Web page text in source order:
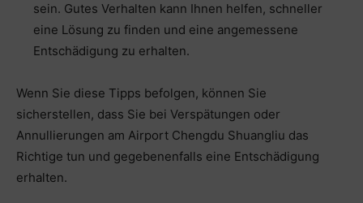
sein. Gutes Verhalten kann Ihnen helfen, schneller
eine Lösung zu finden und eine angemessene
Entschädigung zu erhalten.
Wenn Sie diese Tipps befolgen, können Sie
sicherstellen, dass Sie bei Verspätungen oder
Annullierungen am Airport Chengdu Shuangliu das
Richtige tun und gegebenenfalls eine Entschädigung
erhalten.